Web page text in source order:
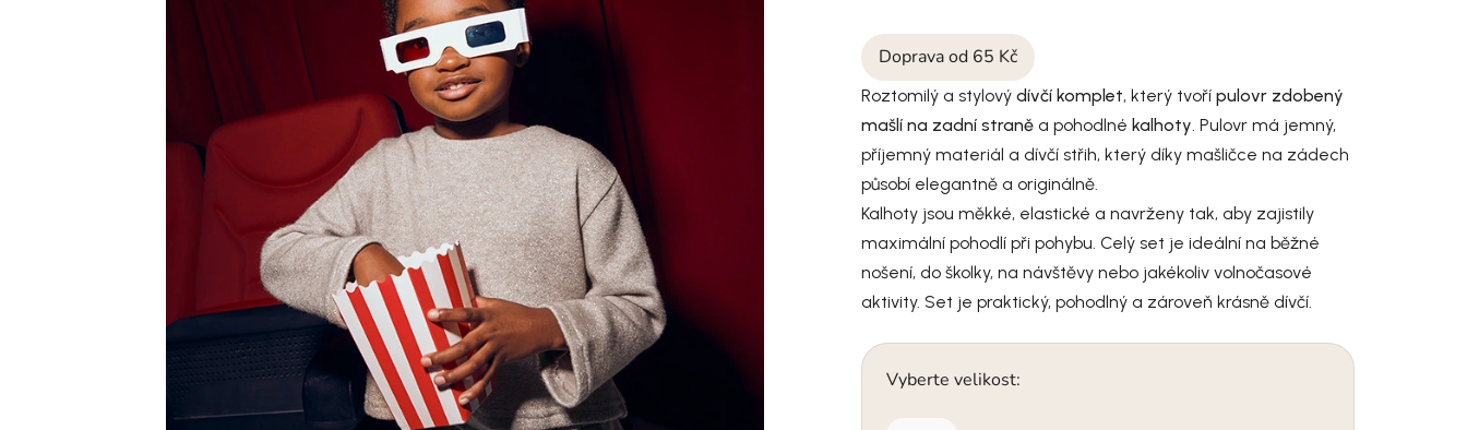
Doprava od 65 Kč
Roztomilý a stylovýdívčí komplet, který tvořípulovr zdobený
mašlí na zadní straně a pohodlnékalhoty . Pulovr má jemný,
příjemný materiál a dívčí střih, který díky mašličce na zádech
působí elegantně a originálně.
Kalhoty jsou měkké, elastické a navrženy tak, aby zajistily
maximální pohodlí při pohybu. Celý set je ideální na běžné
nošení, do školky, na návštěvy nebo jakékoliv volnočasové
aktivity. Set je praktický, pohodlný a zároveň krásně dívčí.
Vyberte velikost: